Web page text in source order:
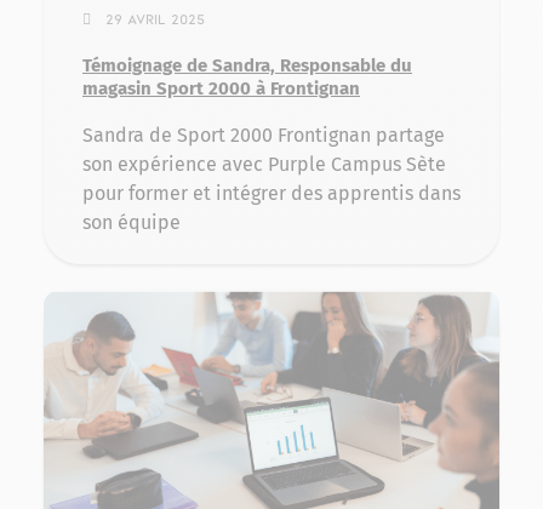
29 avril 2025
Témoignage de Sandra, Responsable du
magasin Sport 2000 à Frontignan
Sandra de Sport 2000 Frontignan partage
son expérience avec Purple Campus Sète
pour former et intégrer des apprentis dans
son équipe